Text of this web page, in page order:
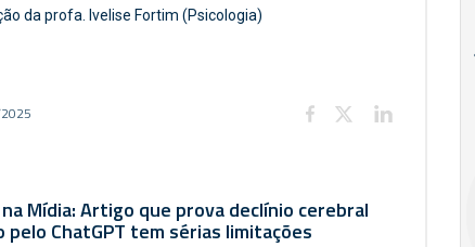
da profa. Ivelise Fortim (Psicologia)
na Mídia: Artigo que prova declínio cerebral
pelo ChatGPT tem sérias limitações
PUC-SP